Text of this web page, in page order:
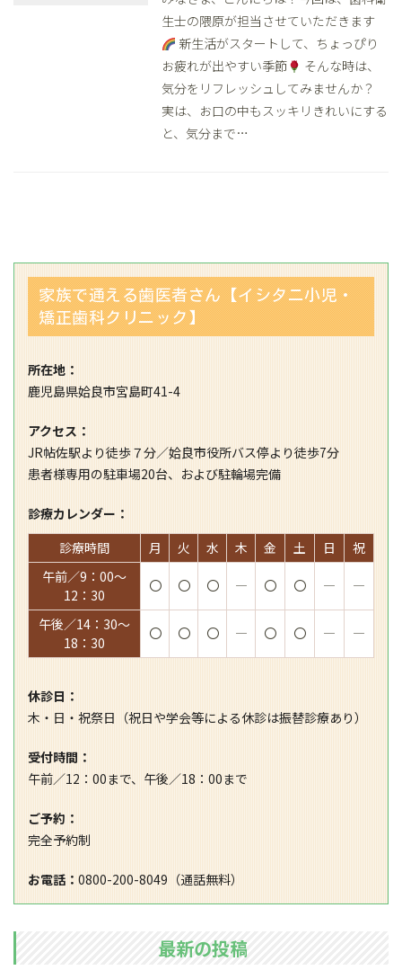
生士の隈原が担当させていただきます
新生活がスタートして、ちょっぴり
お疲れが出やすい季節
そんな時は、
気分をリフレッシュしてみませんか？
実は、お口の中もスッキリきれいにする
と、気分まで…
家族で通える歯医者さん【イシタニ小児・
矯正歯科クリニック】
所在地：
鹿児島県姶良市宮島町41-4
アクセス：
JR帖佐駅より徒歩７分／姶良市役所バス停より徒歩7分
患者様専用の駐車場20台、および駐輪場完備
診療カレンダー：
診療時間
月 火 水 木 金 土 日
祝
午前／9：00～
12：30
〇 〇 〇 ― 〇 〇 ― ―
午後／14：30～
18：30
〇 〇 〇 ― 〇 〇 ― ―
休診日：
木・日・祝祭日（祝日や学会等による休診は振替診療あり）
受付時間：
午前／12：00まで、午後／18：00まで
ご予約：
完全予約制
お電話： 0800-200-8049（通話無料）
最新の投稿